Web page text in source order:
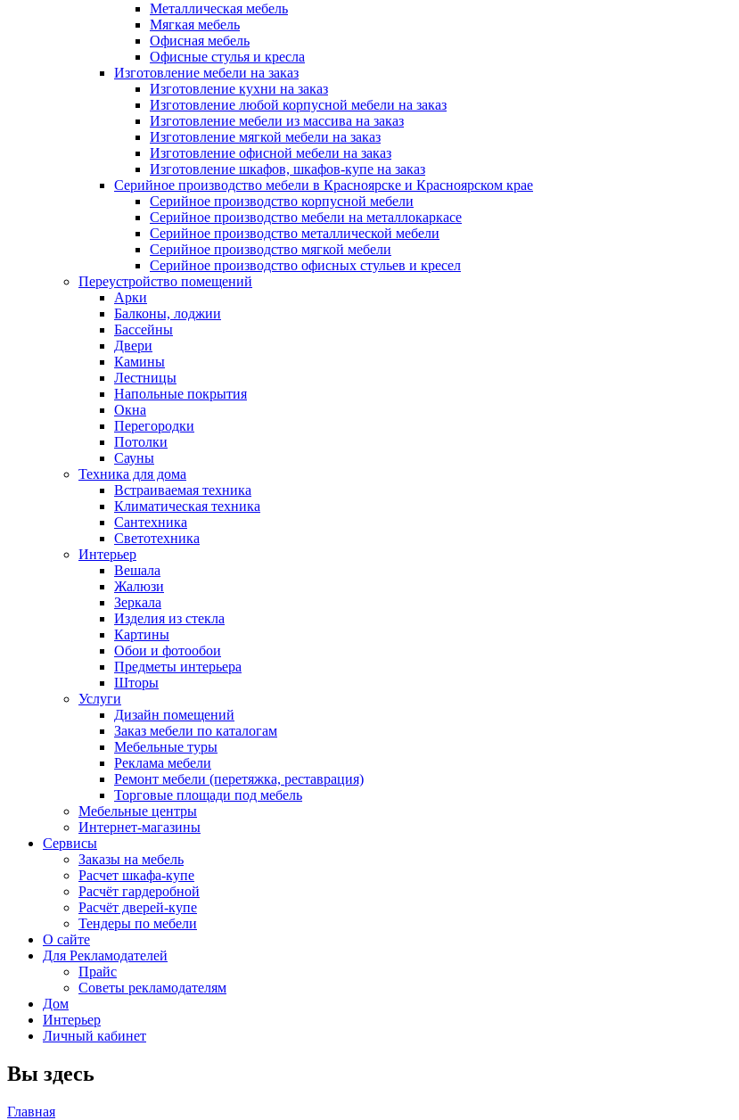
Металлическая мебель
Мягкая мебель
Офисная мебель
Офисные стулья и кресла
Изготовление мебели на заказ
Изготовление кухни на заказ
Изготовление любой корпусной мебели на заказ
Изготовление мебели из массива на заказ
Изготовление мягкой мебели на заказ
Изготовление офисной мебели на заказ
Изготовление шкафов, шкафов-купе на заказ
Серийное производство мебели в Красноярске и Красноярском крае
Серийное производство корпусной мебели
Серийное производство мебели на металлокаркасе
Серийное производство металлической мебели
Серийное производство мягкой мебели
Серийное производство офисных стульев и кресел
Переустройство помещений
Арки
Балконы, лоджии
Бассейны
Двери
Камины
Лестницы
Напольные покрытия
Окна
Перегородки
Потолки
Сауны
Техника для дома
Встраиваемая техника
Климатическая техника
Сантехника
Светотехника
Интерьер
Вешала
Жалюзи
Зеркала
Изделия из стекла
Картины
Обои и фотообои
Предметы интерьера
Шторы
Услуги
Дизайн помещений
Заказ мебели по каталогам
Мебельные туры
Реклама мебели
Ремонт мебели (перетяжка, реставрация)
Торговые площади под мебель
Мебельные центры
Интернет-магазины
Сервисы
Заказы на мебель
Расчет шкафа-купе
Расчёт гардеробной
Расчёт дверей-купе
Тендеры по мебели
О сайте
Для Рекламодателей
Прайс
Советы рекламодателям
Дом
Интерьер
Личный кабинет
Вы здесь
Главная